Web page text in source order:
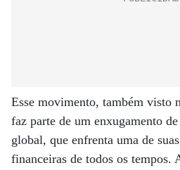
Esse movimento, também visto
faz parte de um enxugamento
global, que enfrenta uma de
financeiras de todos os tempos.